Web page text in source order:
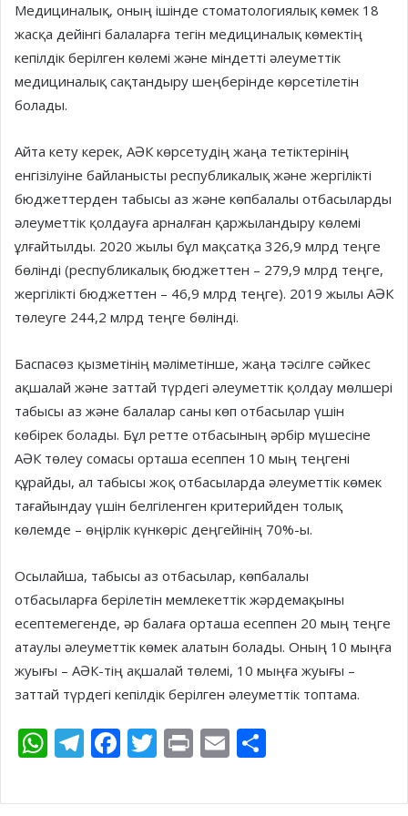
Медициналық, оның ішінде стоматологиялық көмек 18
жасқа дейінгі балаларға тегін медициналық көмектің
кепілдік берілген көлемі және міндетті әлеуметтік
медициналық сақтандыру шеңберінде көрсетілетін
болады.
Айта кету керек, АӘК көрсетудің жаңа тетіктерінің
енгізілуіне байланысты республикалық және жергілікті
бюджеттерден табысы аз және көпбалалы отбасыларды
әлеуметтік қолдауға арналған қаржыландыру көлемі
ұлғайтылды. 2020 жылы бұл мақсатқа 326,9 млрд теңге
бөлінді (республикалық бюджеттен – 279,9 млрд теңге,
жергілікті бюджеттен – 46,9 млрд теңге). 2019 жылы АӘК
төлеуге 244,2 млрд теңге бөлінді.
Баспасөз қызметінің мәліметінше, жаңа тәсілге сәйкес
ақшалай және заттай түрдегі әлеуметтік қолдау мөлшері
табысы аз және балалар саны көп отбасылар үшін
көбірек болады. Бұл ретте отбасының әрбір мүшесіне
АӘК төлеу сомасы орташа есеппен 10 мың теңгені
құрайды, ал табысы жоқ отбасыларда әлеуметтік көмек
тағайындау үшін белгіленген критерийден толық
көлемде – өңірлік күнкөріс деңгейінің 70%-ы.
Осылайша, табысы аз отбасылар, көпбалалы
отбасыларға берілетін мемлекеттік жәрдемақыны
есептемегенде, әр балаға орташа есеппен 20 мың теңге
атаулы әлеуметтік көмек алатын болады. Оның 10 мыңға
жуығы – АӘК-тің ақшалай төлемі, 10 мыңға жуығы –
заттай түрдегі кепілдік берілген әлеуметтік топтама.
W
at
T
e
F
e
T
itt
Pr
t
E
ai ar